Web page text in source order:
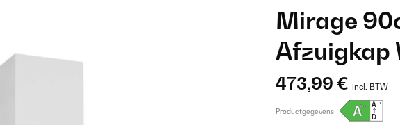
Mirage
Afzuigkap
473,99 € incl. BTW
Productgegevens